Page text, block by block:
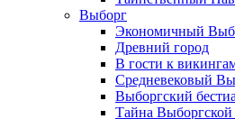
Выборг
Экономичный
Древний город
В гости к
Средневековый
Выборгский
Тайна